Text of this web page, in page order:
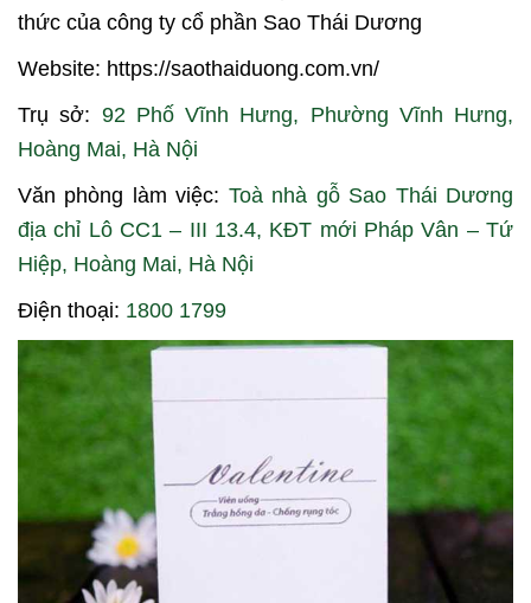
thức của công ty cổ phần Sao Thái Dương
Website: https://saothaiduong.com.vn/
Trụ sở: 92 Phố Vĩnh Hưng, Phường Vĩnh Hưng,
Hoàng Mai, Hà Nội
Văn phòng làm việc: Toà nhà gỗ Sao Thái Dương
địa chỉ Lô CC1 – III 13.4, KĐT mới Pháp Vân – Tứ
Hiệp, Hoàng Mai, Hà Nội
Điện thoại: 1800 1799